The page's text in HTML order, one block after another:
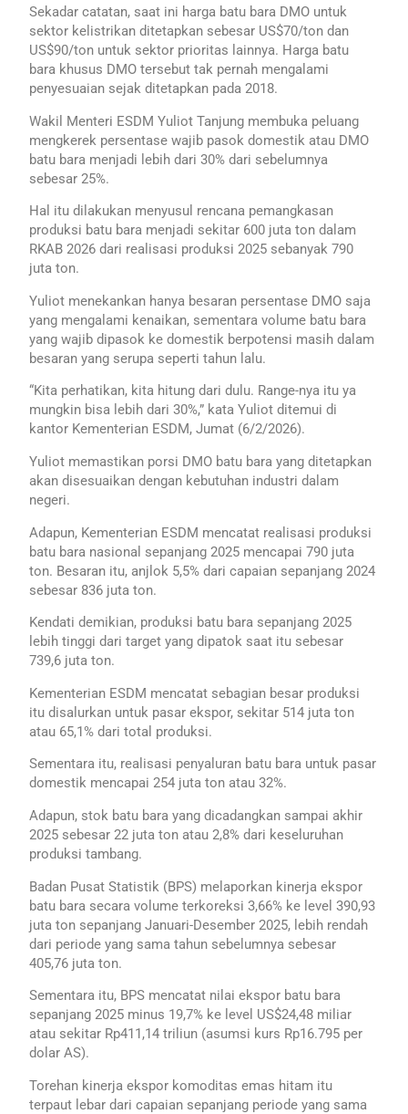
Sekadar catatan, saat ini harga batu bara DMO untuk
sektor kelistrikan ditetapkan sebesar US$70/ton dan
US$90/ton untuk sektor prioritas lainnya. Harga batu
bara khusus DMO tersebut tak pernah mengalami
penyesuaian sejak ditetapkan pada 2018.
Wakil Menteri ESDM Yuliot Tanjung membuka peluang
mengkerek persentase wajib pasok domestik atau DMO
batu bara menjadi lebih dari 30% dari sebelumnya
sebesar 25%.
Hal itu dilakukan menyusul rencana pemangkasan
produksi batu bara menjadi sekitar 600 juta ton dalam
RKAB 2026 dari realisasi produksi 2025 sebanyak 790
juta ton.
Yuliot menekankan hanya besaran persentase DMO saja
yang mengalami kenaikan, sementara volume batu bara
yang wajib dipasok ke domestik berpotensi masih dalam
besaran yang serupa seperti tahun lalu.
“Kita perhatikan, kita hitung dari dulu. Range-nya itu ya
mungkin bisa lebih dari 30%,” kata Yuliot ditemui di
kantor Kementerian ESDM, Jumat (6/2/2026).
Yuliot memastikan porsi DMO batu bara yang ditetapkan
akan disesuaikan dengan kebutuhan industri dalam
negeri.
Adapun, Kementerian ESDM mencatat realisasi produksi
batu bara nasional sepanjang 2025 mencapai 790 juta
ton. Besaran itu, anjlok 5,5% dari capaian sepanjang 2024
sebesar 836 juta ton.
Kendati demikian, produksi batu bara sepanjang 2025
lebih tinggi dari target yang dipatok saat itu sebesar
739,6 juta ton.
Kementerian ESDM mencatat sebagian besar produksi
itu disalurkan untuk pasar ekspor, sekitar 514 juta ton
atau 65,1% dari total produksi.
Sementara itu, realisasi penyaluran batu bara untuk pasar
domestik mencapai 254 juta ton atau 32%.
Adapun, stok batu bara yang dicadangkan sampai akhir
2025 sebesar 22 juta ton atau 2,8% dari keseluruhan
produksi tambang.
Badan Pusat Statistik (BPS) melaporkan kinerja ekspor
batu bara secara volume terkoreksi 3,66% ke level 390,93
juta ton sepanjang Januari-Desember 2025, lebih rendah
dari periode yang sama tahun sebelumnya sebesar
405,76 juta ton.
Sementara itu, BPS mencatat nilai ekspor batu bara
sepanjang 2025 minus 19,7% ke level US$24,48 miliar
atau sekitar Rp411,14 triliun (asumsi kurs Rp16.795 per
dolar AS).
Torehan kinerja ekspor komoditas emas hitam itu
terpaut lebar dari capaian sepanjang periode yang sama